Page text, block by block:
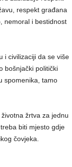
respekt građana
nemoral i bestidnost
i civilizaciji da se više
bošnjački politički
spomenika, tamo
žrtva za jednu
biti mjesto gdje
čovjeka.